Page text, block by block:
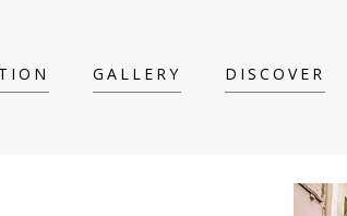
GALLERY DISCOVER